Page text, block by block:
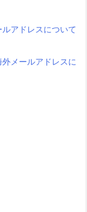
アドレスについて
メールアドレスに